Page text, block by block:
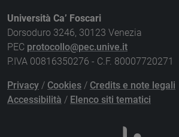
Università Ca’ Foscari
Dorsoduro 3246, 30123 Venezia
PEC protocollo@pec.unive.it
P.IVA 00816350276 - C.F. 80007720271
Privacy / Cookies / Credits e note legali
Accessibilità / Elenco siti tematici